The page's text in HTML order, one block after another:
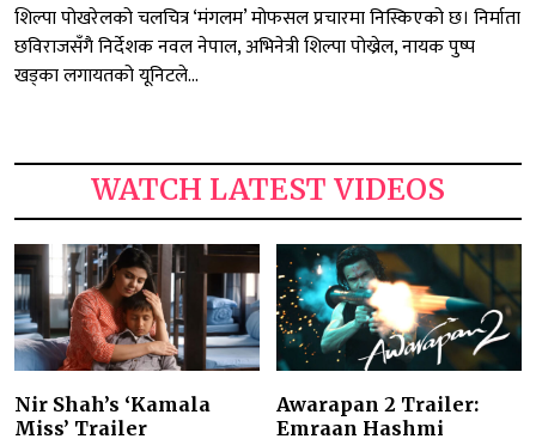
शिल्पा पोखरेलको चलचित्र ‘मंगलम’ मोफसल प्रचारमा निस्किएको छ। निर्माता
छविराजसँगै निर्देशक नवल नेपाल, अभिनेत्री शिल्पा पोख्रेल, नायक पुष्प
खड्का लगायतको यूनिटले...
WATCH LATEST VIDEOS
Nir Shah’s ‘Kamala
Miss’ Trailer
Awarapan 2 Trailer:
Emraan Hashmi